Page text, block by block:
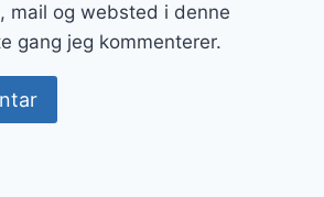
mail og websted i denne
gang jeg kommenterer.